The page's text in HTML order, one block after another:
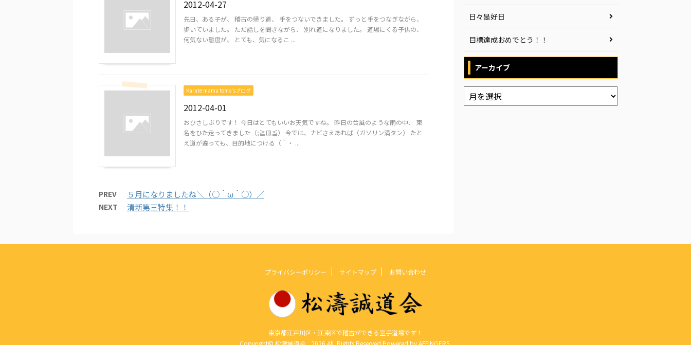
2012-04-27
先日、ある子が、 稽古の帰り道、 手をつないできました。 ずっと手をつなぎながら、
歩いていました。 ただ話しを聞きながら、 別れ道になりました。 道場にくる子供の、
何気ない態度が、 とても、気になるこ ...
Karate mama tomo’sブログ
2012-04-01
おひさしぶりです！ 今日はとてもいいお天気ですね。 昨日の台風のような雨の中、 東
名をひた走ってきました（;≧皿≦） 今では、ナビさえあれば（ガソリン満タン） たと
え道が違っても、目的地につける（｀・ ...
PREV ５月になりましたね＼（○＾ω＾○）／
NEXT 清新第三特集！！
日々是好日
目標達成おめでとう！！
アーカイブ
プライバシーポリシー サイトマップ お問い合わせ
東京都江戸川区・江東区で稽古ができる空手道場です！